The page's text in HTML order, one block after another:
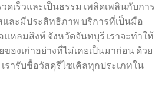
ดเร็วและเป็นธรรม เพลิดเพลินกับการ
และมีประสิทธิภาพ บริการที่เป็นมือ
แหลมสิงห์ จังหวัดจันทบุรี เราจะทำให้
องเก่าอย่างที่ไม่เคยเป็นมาก่อน ด้วย
รารับซื้อวัสดุรีไซเคิลทุกประเภทใน